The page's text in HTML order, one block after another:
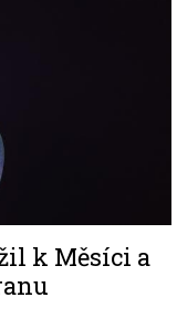
k Měsíci a